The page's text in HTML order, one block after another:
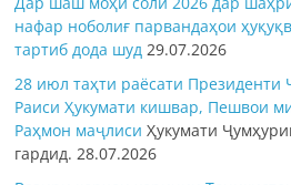
нафар ноболиғ парвандаҳои
тартиб дода шуд 29.07.2026
28 июл таҳти раёсати Президенти
Раиси Ҳукумати кишвар, Пешвои
Раҳмон маҷлисиҲукумати
гардид.28.07.2026